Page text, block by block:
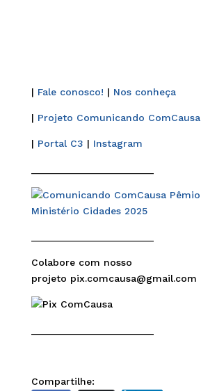
| Fale conosco! | Nos conheça
| Projeto Comunicando ComCausa
| Portal C3 | Instagram
Colabore com nosso
projeto pix.comcausa@gmail.com
Compartilhe: